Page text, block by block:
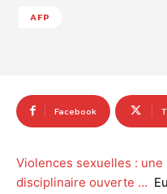
AFP
Facebook
Violences sexuelles :
disciplinaire ouverte …